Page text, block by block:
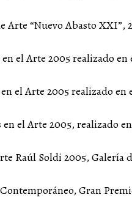
“Nuevo Abasto XXI”,
el Arte 2005 realizado
el Arte 2005 realizado
el Arte 2005, realizado
Raúl Soldi 2005, Galería
Gran